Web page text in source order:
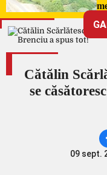
Cătălin
se
09 sept.